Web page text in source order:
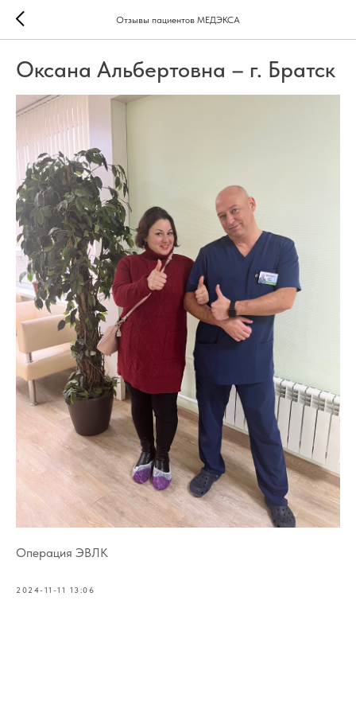
Отзывы пациентов МЕДЭКСА
Оксана Альбертовна – г. Братск
Операция ЭВЛК
2024-11-11 13:06